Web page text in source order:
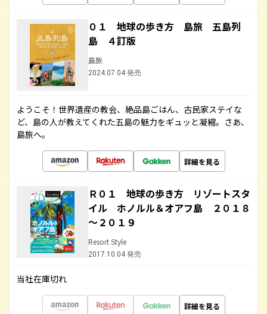
０１ 地球の歩き方 島旅 五島列
島 ４訂版
島旅
2024.07.04 発売
ようこそ！世界遺産の教会、絶品島ごはん、古民家ステイな
ど、島の人が教えてくれた五島の魅力をギュッと凝縮。さあ、
島旅へ。
詳細を見る
Ｒ０１ 地球の歩き方 リゾートスタ
イル ホノルル＆オアフ島 ２０１８
～２０１９
Resort Style
2017.10.04 発売
当社在庫切れ
詳細を見る